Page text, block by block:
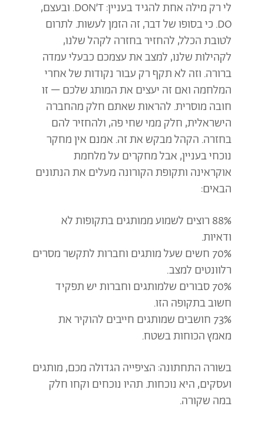
לי רק מילה אחת להגיד בעניין: DON’T. ובעצם,
DO. כי בסופו של דבר, זה הזמן לעשות. לתרום
לטובת הכלל, להחזיר בחזרה לקהל שלנו,
לקהילות שלנו, למצב את עצמכם כבעלי עמדה
ברורה. וזה לא תקף רק עבור נקודות של אחרי
המלחמה ואם זה יעצים את המותג שלכם – זו
חובה מוסרית. להראות שאתם חלק מהחברה
הישראלית, חלק ממי שחי פה, ולהחזיר להם
בחזרה. הקהל מבקש את זה. אמנם אין מחקר
נוכחי בעניין, אבל מחקרים על מלחמת
אוקראינה ותקופת הקורונה מעלים את הנתונים
הבאים:
88% רוצים לשמוע ממותגים בתקופות לא
ודאיות.
70% חשים שעל מותגים וחברות לתקשר מסרים
רלוונטים למצב.
70% סבורים שלמותגים וחברות יש תפקיד
חשוב בתקופה הזו.
73% חושבים שמותגים חייבים להוקיר את
מאמץ הכוחות בשטח.
בשורה התחתונה: הציפייה הגדולה מכם, מותגים
ועסקים, היא נוכחות. תהיו נוכחים וקחו חלק
במה שקורה.